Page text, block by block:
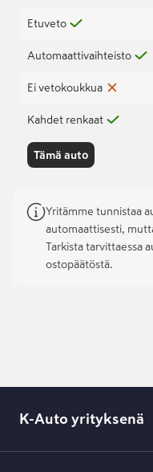
Etuveto
Automaattivaihteisto
Ei vetokoukkua
Kahdet renkaat
Tämä auto
Yritämme tunnistaa
automaattisesti,
Tarkista tarvittaessa
ostopäätöstä.
K-Auto yrityksenä